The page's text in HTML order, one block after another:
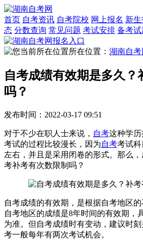
首页 自考资讯 自考院校 网上报名 新
态 分数查询 常见问题 考试安排 备考试
所在位置： 湖南自考
自考成绩有效期是多久？
吗？
发布时间：2022-03-17 09:51
对于不少在职人士来说， 自考这种学
考试的过程比较漫长，因为自考考试
左右，并且是采用闭卷的形式。那么
考补考有次数限制吗？
自考成绩的有效期，是根据自考地区
自考地区的成绩是8年时间的有效期，
为准。但自考成绩时有变动，建议时
考一般每年有两次考试机会。